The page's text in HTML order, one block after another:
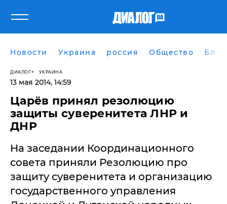
Новости Украина россия Общество
ДИАЛОГ УКРАИНА
13 мая 2014, 14:59
Царёв принял резолюцию
защиты суверенитета ЛНР и
ДНР
На заседании Координационного
совета приняли Резолюцию про
защиту суверенитета и организацию
государственного управления